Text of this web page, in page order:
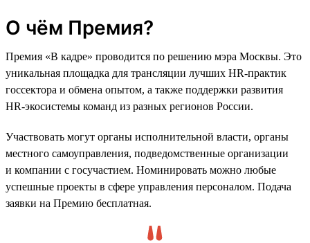
О чём Премия?
Премия «В кадре» проводится по решению мэра Москвы. Это
уникальная площадка для трансляции лучших HR-практик
госсектора и обмена опытом, а также поддержки развития
HR-экосистемы команд из разных регионов России.
Участвовать могут органы исполнительной власти, органы
местного самоуправления, подведомственные организации
и компании с госучастием. Номинировать можно любые
успешные проекты в сфере управления персоналом. Подача
заявки на Премию бесплатная.